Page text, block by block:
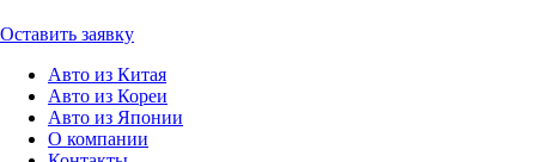
Оставить заявку
Авто из Китая
Авто из Кореи
Авто из Японии
О компании